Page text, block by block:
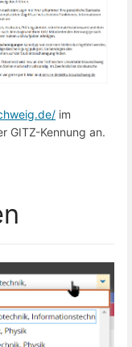
im
GITZ-Kennung an.